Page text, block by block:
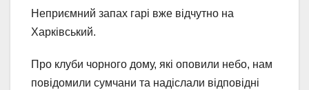
Неприємний запах гарі вже відчутно на
Харківський.
Про клуби чорного дому, які оповили небо, нам
повідомили сумчани та надіслали відповідні